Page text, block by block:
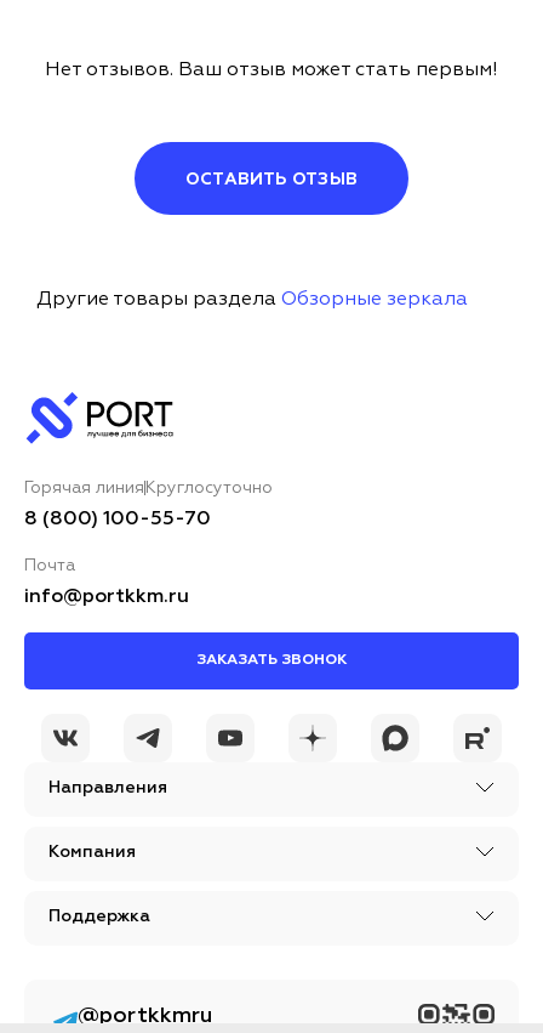
Нет отзывов. Ваш отзыв может стать первым!
ОСТАВИТЬ ОТЗЫВ
Другие товары раздела Обзорные зеркала
Направления
Компания
Поддержка
Горячая линия Круглосуточно
8 (800) 100-55-70
Почта
info@portkkm.ru
ЗАКАЗАТЬ ЗВОНОК
@portkkmru